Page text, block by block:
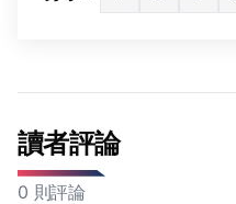
讀者評論
0 則評論